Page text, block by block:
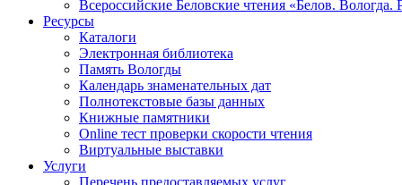
Всероссийские Беловские чтения «Белов. Вологда.
Ресурсы
Каталоги
Электронная библиотека
Память Вологды
Календарь знаменательных дат
Полнотекстовые базы данных
Книжные памятники
Online тест проверки скорости чтения
Виртуальные выставки
Услуги
Перечень предоставляемых услуг